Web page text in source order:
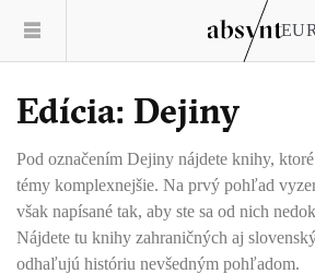
EUR
Edícia: Dejiny
Pod označením Dejiny nájdete knihy,
témy komplexnejšie. Na prvý pohľad
však napísané tak, aby ste sa od nich
Nájdete tu knihy zahraničných aj
odhaľujú históriu nevšedným pohľadom.